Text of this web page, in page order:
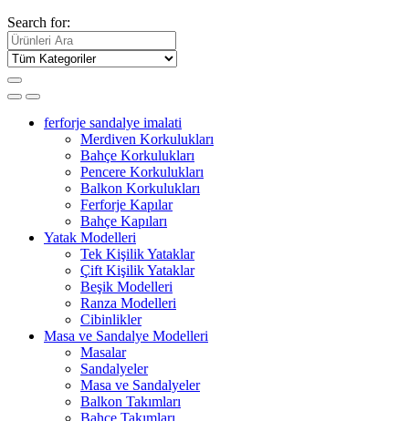
Search for:
ferforje sandalye imalati
Merdiven Korkulukları
Bahçe Korkulukları
Pencere Korkulukları
Balkon Korkulukları
Ferforje Kapılar
Bahçe Kapıları
Yatak Modelleri
Tek Kişilik Yataklar
Çift Kişilik Yataklar
Beşik Modelleri
Ranza Modelleri
Cibinlikler
Masa ve Sandalye Modelleri
Masalar
Sandalyeler
Masa ve Sandalyeler
Balkon Takımları
Bahçe Takımları